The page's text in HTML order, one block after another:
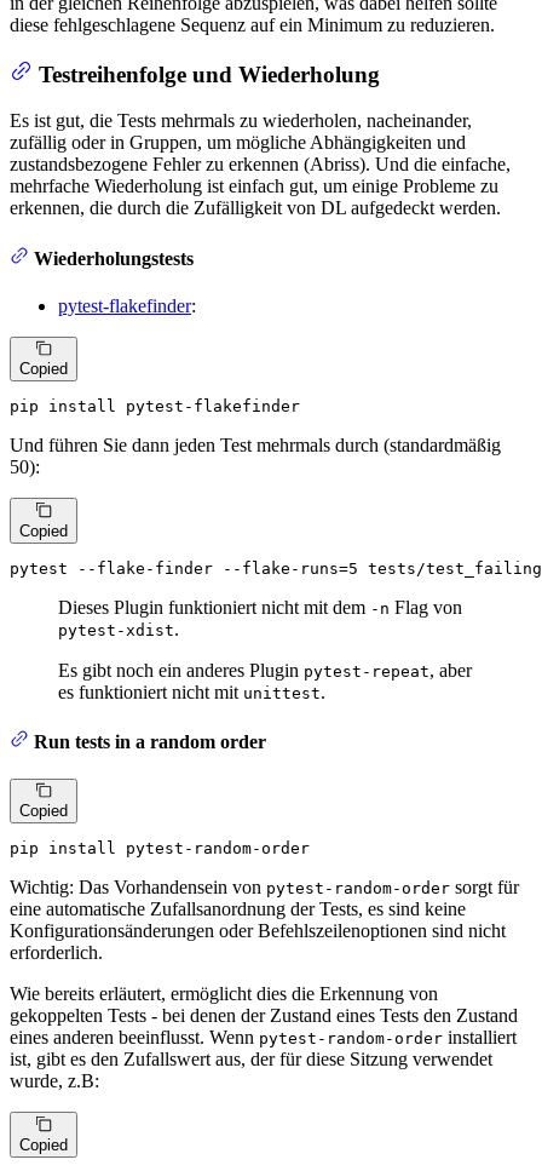
diese fehlgeschlagene Sequenz auf ein Minimum zu reduzieren.
Testreihenfolge und Wiederholung
Es ist gut, die Tests mehrmals zu wiederholen, nacheinander,
zufällig oder in Gruppen, um mögliche Abhängigkeiten und
zustandsbezogene Fehler zu erkennen (Abriss). Und die einfache,
mehrfache Wiederholung ist einfach gut, um einige Probleme zu
erkennen, die durch die Zufälligkeit von DL aufgedeckt werden.
Wiederholungstests
pytest-flakefinder:
Copied
pip install pytest-flakefinder
Und führen Sie dann jeden Test mehrmals durch (standardmäßig
50):
Copied
pytest --flake-finder --flake-runs=5 tests/
Dieses Plugin funktioniert nicht mit dem -n Flag von
pytest-xdist.
Es gibt noch ein anderes Plugin pytest-repeat, aber
es funktioniert nicht mit unittest.
Run tests in a random order
Copied
pip install pytest-random-order
Wichtig: Das Vorhandensein von pytest-random-order sorgt für
eine automatische Zufallsanordnung der Tests, es sind keine
Konfigurationsänderungen oder Befehlszeilenoptionen sind nicht
erforderlich.
Wie bereits erläutert, ermöglicht dies die Erkennung von
gekoppelten Tests - bei denen der Zustand eines Tests den Zustand
eines anderen beeinflusst. Wenn pytest-random-order installiert
ist, gibt es den Zufallswert aus, der für diese Sitzung verwendet
wurde, z.B:
Copied